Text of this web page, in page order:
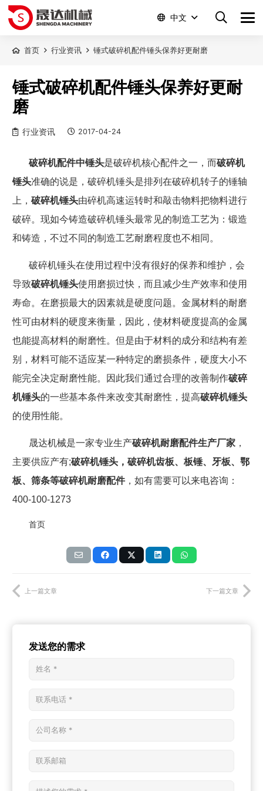
中文
首页 行业资讯 锤式破碎机配件锤头保养好更耐磨
锤式破碎机配件锤头保养好更耐
磨
行业资讯 2017-04-24
破碎机配件中锤头是破碎机核心配件之一，而破碎机
锤头准确的说是 ，破碎机锤头是排列在破碎机转子的锤轴
上， 破碎机锤头由碎机高速运转时和敲击物料把物料进行
破碎。现如今铸造破碎机锤头最常见的制造工艺为：锻造
和铸造，不过不同的制造工艺耐磨程度也不相同。
破碎机锤头在使用过程中没有很好的保养和维护，会
导致破碎机锤头使用磨损过快，而且减少生产效率和使用
寿命。在磨损最大的因素就是硬度问题。金属材料的耐磨
性可由材料的硬度来衡量，因此，使材料硬度提高的金属
也能提高材料的耐磨性。但是由于材料的成分和结构有差
别，材料可能不适应某一种特定的磨损条件，硬度大小不
能完全决定耐磨性能。因此我们通过合理的改善制作破碎
机锤头的一些基本条件来改变其耐磨性，提高破碎机锤头
的使用性能。
晟达机械是一家专业生产破碎机耐磨配件生产厂家 ，
主要供应产有;破碎机锤头，破碎机齿板、板锤、牙板、鄂
板、筛条等破碎机耐磨配件，如有需要可以来电咨询：
400-100-1273
首页
上一篇文章 下一篇文章
发送您的需求